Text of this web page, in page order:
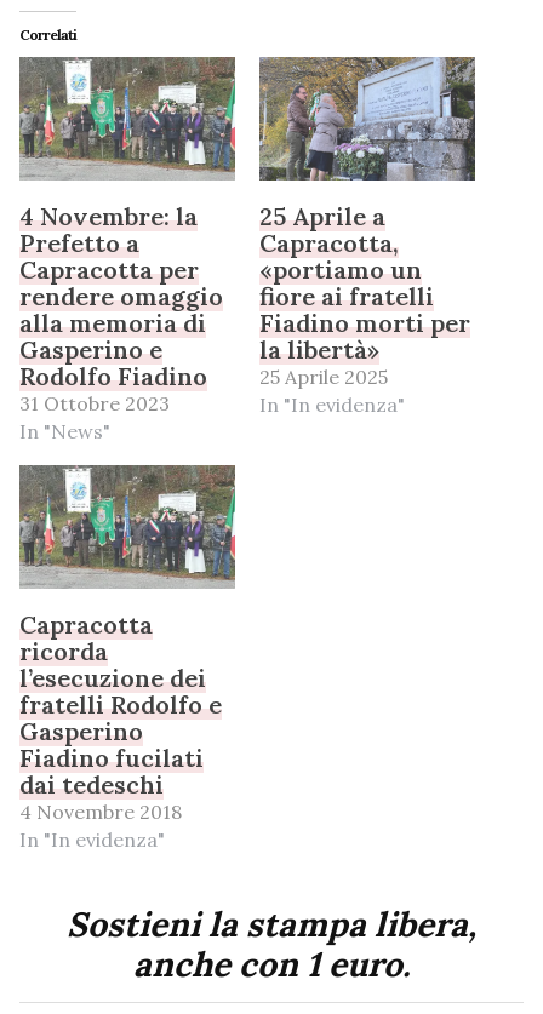
Correlati
4 Novembre: la
Prefetto a
Capracotta per
rendere omaggio
alla memoria di
Gasperino e
Rodolfo Fiadino
31 Ottobre 2023
In "News"
25 Aprile a
Capracotta,
«portiamo un
fiore ai fratelli
Fiadino morti per
la libertà»
25 Aprile 2025
In "In evidenza"
Capracotta
ricorda
l’esecuzione dei
fratelli Rodolfo e
Gasperino
Fiadino fucilati
dai tedeschi
4 Novembre 2018
In "In evidenza"
Sostieni la stampa libera,
anche con 1 euro.